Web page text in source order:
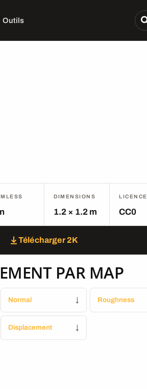
Outils
DIMENSIONS
1.2 × 1.2 m
LICENCE
CC0
Télécharger 2K
PAR MAP
Normal ↓ Roughness
Displacement ↓